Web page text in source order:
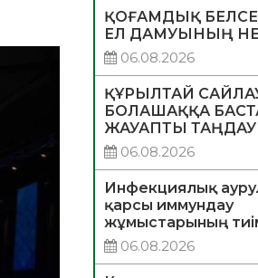
ҚОҒАМДЫҚ
ЕЛ ДАМУЫНЫҢ
06.08.2026
ҚҰРЫЛТАЙ
БОЛАШАҚҚА
ЖАУАПТЫ ТАҢДАУ
06.08.2026
Инфекциялық
қарсы иммундау
жұмыстарының
06.08.2026